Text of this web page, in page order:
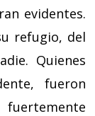
evidentes.
refugio, del
Quienes
fueron